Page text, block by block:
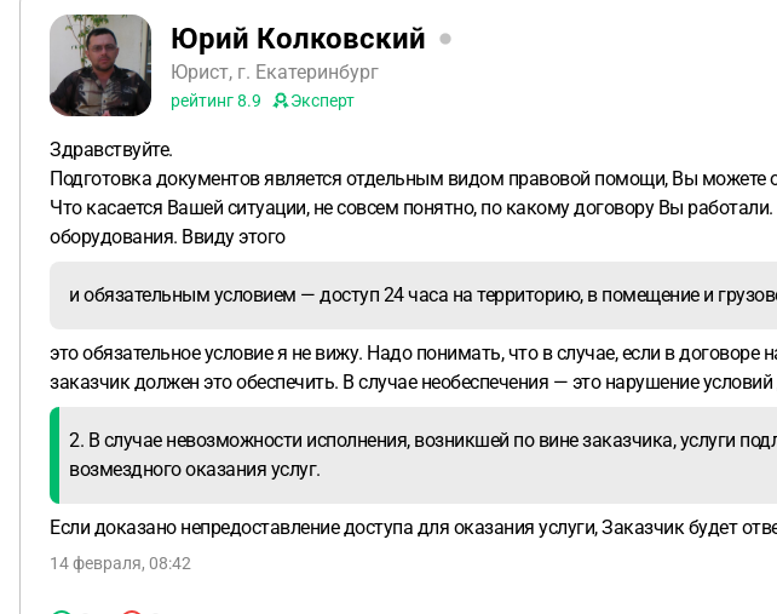
Юрий Колковский
Юрист, г. Екатеринбург
рейтинг8.9 Эксперт
Здравствуйте.
Подготовка документов является отдельным видом правовой помощи, Вы можете
Что касается Вашей ситуации, не совсем понятно, по какому договору Вы
оборудования. Ввиду этого
и обязательным условием — доступ 24 часа на территорию, в помещение и
это обязательное условие я не вижу. Надо понимать, что в случае, если в
заказчик должен это обеспечить. В случае необеспечения — это нарушение
2. В случае невозможности исполнения, возникшей по вине заказчика, услуги
возмездного оказания услуг.
Если доказано непредоставление доступа для оказания услуги, Заказчик будет
14 февраля, 08:42